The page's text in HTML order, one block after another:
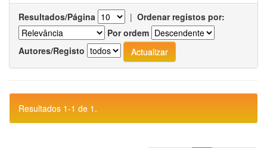
Resultados/Página | Ordenar registos por:
Por ordem
Autores/Registo
Resultados 1-1 de 1.